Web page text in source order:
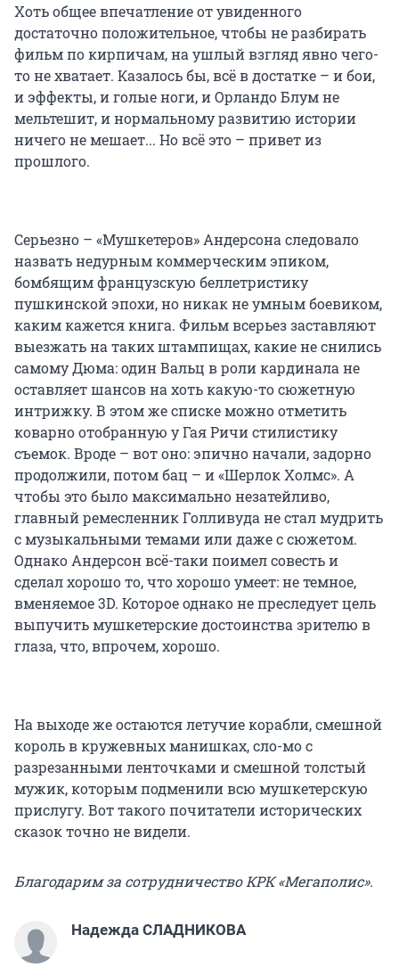
Хоть общее впечатление от увиденного
достаточно положительное, чтобы не разбирать
фильм по кирпичам, на ушлый взгляд явно чего-
то не хватает. Казалось бы, всё в достатке – и бои,
и эффекты, и голые ноги, и Орландо Блум не
мельтешит, и нормальному развитию истории
ничего не мешает... Но всё это – привет из
прошлого.
Серьезно – «Мушкетеров» Андерсона следовало
назвать недурным коммерческим эпиком,
бомбящим французскую беллетристику
пушкинской эпохи, но никак не умным боевиком,
каким кажется книга. Фильм всерьез заставляют
выезжать на таких штампищах, какие не снились
самому Дюма: один Вальц в роли кардинала не
оставляет шансов на хоть какую-то сюжетную
интрижку. В этом же списке можно отметить
коварно отобранную у Гая Ричи стилистику
съемок. Вроде – вот оно: эпично начали, задорно
продолжили, потом бац – и «Шерлок Холмс». А
чтобы это было максимально незатейливо,
главный ремесленник Голливуда не стал мудрить
с музыкальными темами или даже с сюжетом.
Однако Андерсон всё-таки поимел совесть и
сделал хорошо то, что хорошо умеет: не темное,
вменяемое 3D. Которое однако не преследует цель
выпучить мушкетерские достоинства зрителю в
глаза, что, впрочем, хорошо.
На выходе же остаются летучие корабли, смешной
король в кружевных манишках, сло-мо с
разрезанными ленточками и смешной толстый
мужик, которым подменили всю мушкетерскую
прислугу. Вот такого почитатели исторических
сказок точно не видели.
Благодарим за сотрудничество КРК «Мегаполис».
Надежда СЛАДНИКОВА